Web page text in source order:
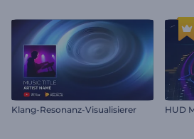
Klang-Resonanz-Visualisierer HUD